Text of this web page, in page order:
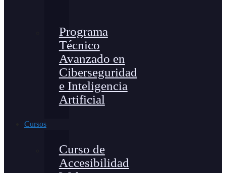
Programa
Técnico
Avanzado en
Ciberseguridad
e Inteligencia
Artificial
Cursos
Curso de
Accesibilidad